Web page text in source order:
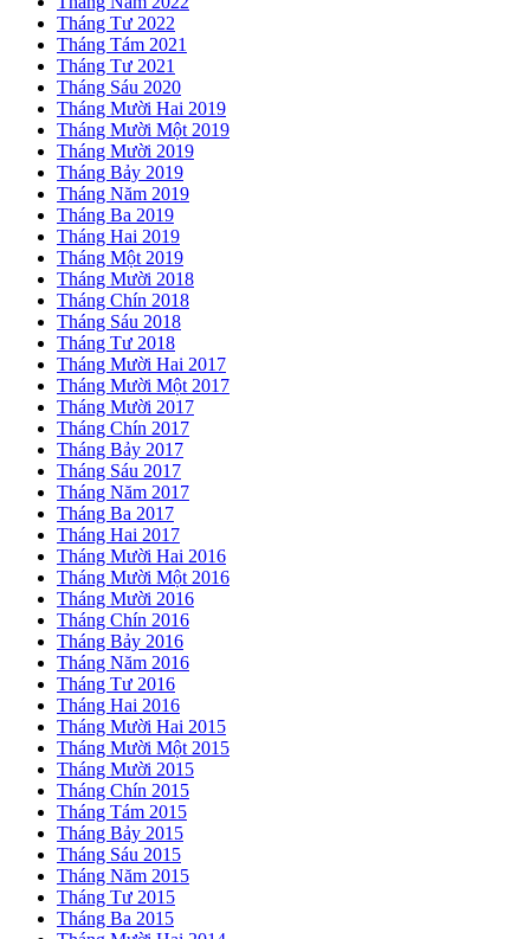
Tháng Tư 2022
Tháng Tám 2021
Tháng Tư 2021
Tháng Sáu 2020
Tháng Mười Hai 2019
Tháng Mười Một 2019
Tháng Mười 2019
Tháng Bảy 2019
Tháng Năm 2019
Tháng Ba 2019
Tháng Hai 2019
Tháng Một 2019
Tháng Mười 2018
Tháng Chín 2018
Tháng Sáu 2018
Tháng Tư 2018
Tháng Mười Hai 2017
Tháng Mười Một 2017
Tháng Mười 2017
Tháng Chín 2017
Tháng Bảy 2017
Tháng Sáu 2017
Tháng Năm 2017
Tháng Ba 2017
Tháng Hai 2017
Tháng Mười Hai 2016
Tháng Mười Một 2016
Tháng Mười 2016
Tháng Chín 2016
Tháng Bảy 2016
Tháng Năm 2016
Tháng Tư 2016
Tháng Hai 2016
Tháng Mười Hai 2015
Tháng Mười Một 2015
Tháng Mười 2015
Tháng Chín 2015
Tháng Tám 2015
Tháng Bảy 2015
Tháng Sáu 2015
Tháng Năm 2015
Tháng Tư 2015
Tháng Ba 2015